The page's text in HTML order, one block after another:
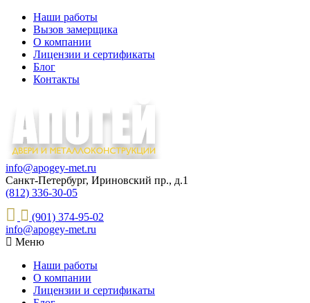
Наши работы
Вызов замерщика
О компании
Лицензии и сертификаты
Блог
Контакты
info@apogey-met.ru
Санкт-Петербург, Ириновский пр., д.1
(812) 336-30-05
(901) 374-95-02
info@apogey-met.ru
Меню
Наши работы
О компании
Лицензии и сертификаты